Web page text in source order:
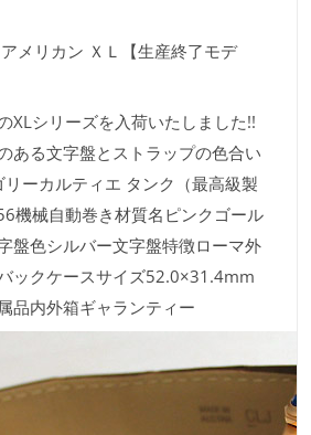
メリカン ＸＬ【生産終了モデ
XLシリーズを入荷いたしました!!
ある文字盤とストラップの色合い
ーカルティエ タンク（最高級製
機械自動巻き材質名ピンクゴール
盤色シルバー文字盤特徴ローマ外
ックケースサイズ52.0×31.4mm
品内外箱ギャランティー